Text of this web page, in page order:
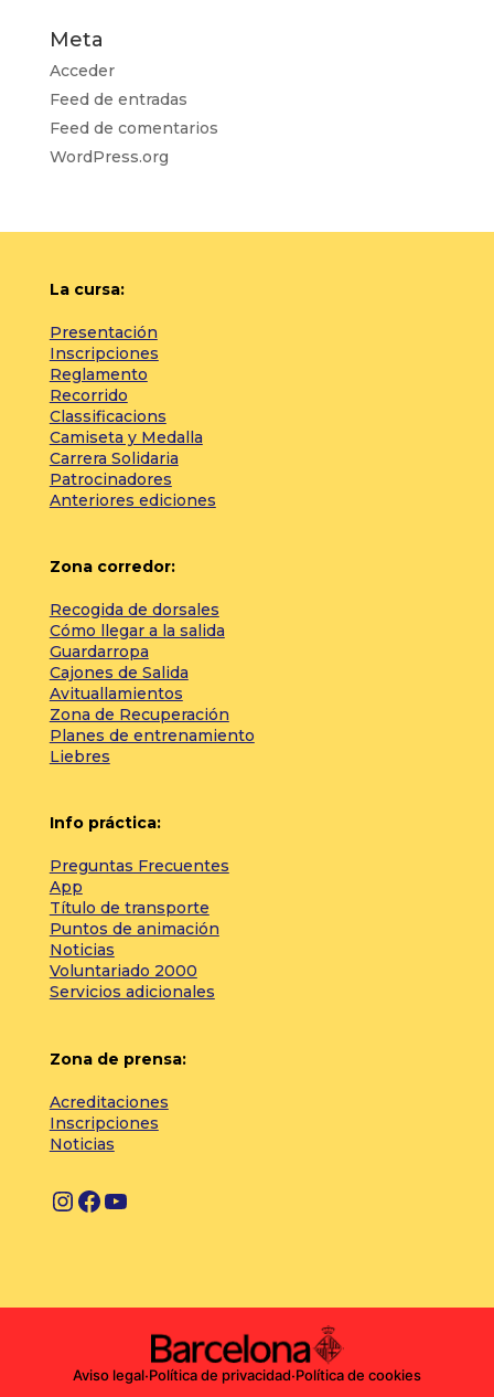
Meta
Acceder
Feed de entradas
Feed de comentarios
WordPress.org
La cursa:
Presentación
Inscripciones
Reglamento
Recorrido
Classificacions
Camiseta y Medalla
Carrera Solidaria
Patrocinadores
Anteriores ediciones
Zona corredor:
Recogida de dorsales
Cómo llegar a la salida
Guardarropa
Cajones de Salida
Avituallamientos
Zona de Recuperación
Planes de entrenamiento
Liebres
Info práctica:
Preguntas Frecuentes
App
Título de transporte
Puntos de animación
Noticias
Voluntariado 2000
Servicios adicionales
Zona de prensa:
Acreditaciones
Inscripciones
Noticias
I
t
F
e
o
Y
T
b
Aviso legal·Política de privacidad·Política de cookies